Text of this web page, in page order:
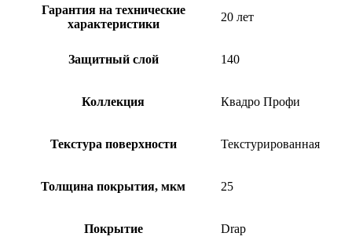
Гарантия на технические
характеристики
20 лет
Защитный слой 140
Коллекция Квадро Профи
Текстура поверхности Текстурированная
Толщина покрытия, мкм 25
Покрытие Drap